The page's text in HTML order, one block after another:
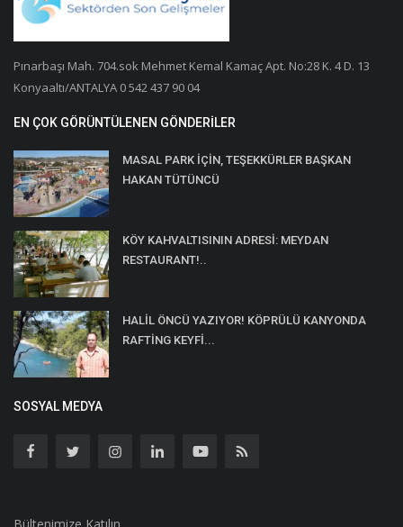
Pınarbaşı Mah. 704.sok Mehmet Kemal Kamaç Apt. No:28 K. 4 D. 13
Konyaaltı/ANTALYA 0 542 437 90 04
EN ÇOK GÖRÜNTÜLENEN GÖNDERILER
MASAL PARK İÇİN, TEŞEKKÜRLER BAŞKAN
HAKAN TÜTÜNCÜ
KÖY KAHVALTISININ ADRESİ: MEYDAN
RESTAURANT!..
HALİL ÖNCÜ YAZIYOR! KÖPRÜLÜ KANYONDA
RAFTİNG KEYFİ...
SOSYAL MEDYA